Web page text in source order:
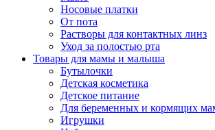
Носовые платки
От пота
Растворы для контактных линз
Уход за полостью рта
Товары для мамы и малыша
Бутылочки
Детская косметика
Детское питание
Для беременных и кормящих
Игрушки